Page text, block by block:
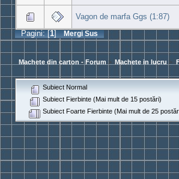
Vagon de marfa Ggs (1:87)
Pagini: [1]Mergi Sus
Machete din carton - Forum > Machete in lucru >
Subiect Normal
Subiect Fierbinte (Mai mult de 15 postări)
Subiect Foarte Fierbinte (Mai mult de 25